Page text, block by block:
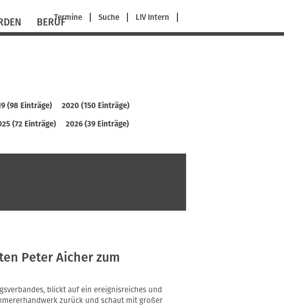
Navigation
überspringen
Termine Suche LIV Intern
BERUF
(98 Einträge)
2020 (150 Einträge)
(72 Einträge) 2026 (39 Einträge)
Peter Aicher zum
blickt auf ein ereignisreiches und
zurück und schaut mit großer